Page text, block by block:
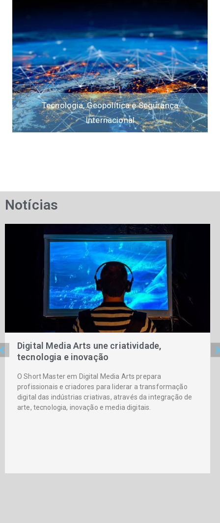
Tecnologia, Geopolítica e Segurança
Internacional
Notícias
Digital Media Arts une criatividade,
tecnologia e inovação
O Short Master em Digital Media Arts prepara
profissionais e criadores para liderar a transformação
digital das indústrias criativas, através da integração de
arte, tecnologia, inovação e media digitais.